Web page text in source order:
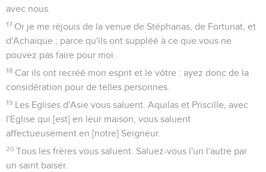
avec nous.
17 Or je me réjouis de la venue de Stéphanas, de Fortunat, et
d'Achaïque ; parce qu'ils ont suppléé à ce que vous ne
pouvez pas faire pour moi.
18 Car ils ont recréé mon esprit et le vôtre : ayez donc de la
considération pour de telles personnes.
19 Les Eglises d'Asie vous saluent. Aquilas et Priscille, avec
l'Eglise qui [est] en leur maison, vous saluent
affectueusement en [notre] Seigneur.
20 Tous les frères vous saluent. Saluez-vous l'un l'autre par
un saint baiser.